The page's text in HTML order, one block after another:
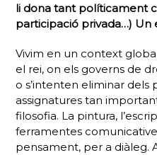
li dona tant políticament
participació privada…) Un
Vivim en un context
el rei, on els governs de
o s’intenten eliminar dels
assignatures tan
filosofia. La pintura,
ferramentes
pensament, per a diàleg.